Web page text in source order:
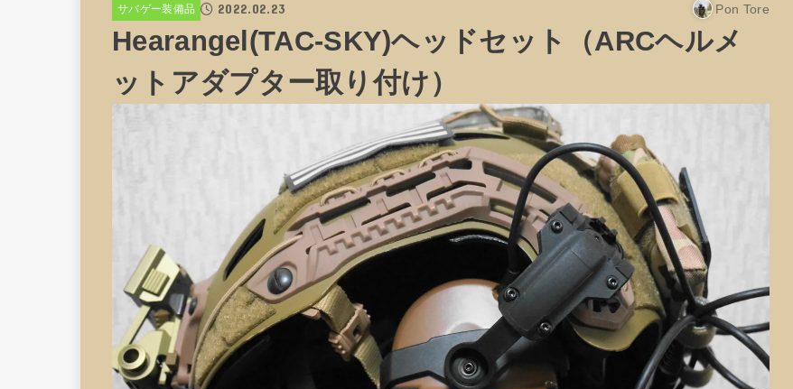
サバゲー装備品 2022.02.23 Pon Tore
Hearangel(TAC-SKY)ヘッドセット（ARCヘルメ
ットアダプター取り付け）